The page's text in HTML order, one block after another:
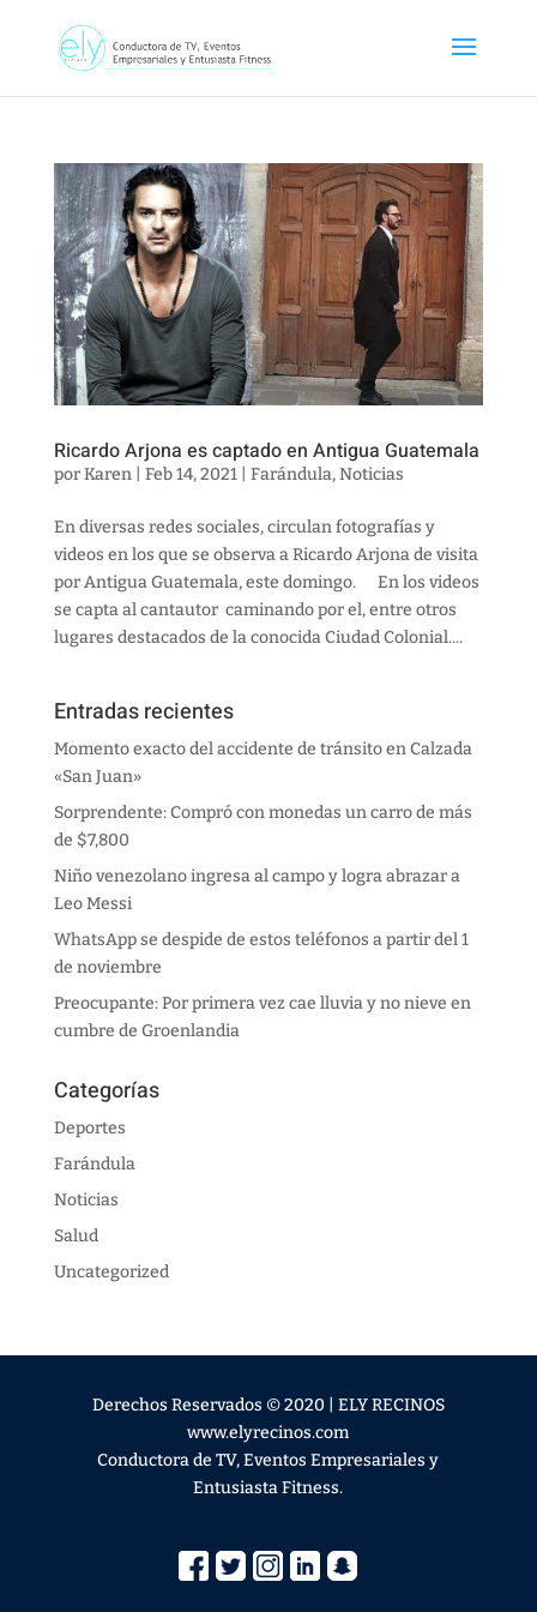
Ricardo Arjona es captado en Antigua Guatemala
porKaren| Feb 14, 2021| Farándula,Noticias
En diversas redes sociales, circulan fotografías y
videos en los que se observa a Ricardo Arjona de visita
por Antigua Guatemala, este domingo. En los videos
se capta al cantautor caminando por el, entre otros
lugares destacados de la conocida Ciudad Colonial....
Entradas recientes
Momento exacto del accidente de tránsito en Calzada
«San Juan»
Sorprendente: Compró con monedas un carro de más
de $7,800
Niño venezolano ingresa al campo y logra abrazar a
Leo Messi
WhatsApp se despide de estos teléfonos a partir del 1
de noviembre
Preocupante: Por primera vez cae lluvia y no nieve en
cumbre de Groenlandia
Categorías
Deportes
Farándula
Noticias
Salud
Uncategorized
Derechos Reservados © 2020 | ELY RECINOS
www.elyrecinos.com
Conductora de TV, Eventos Empresariales y
Entusiasta Fitness.